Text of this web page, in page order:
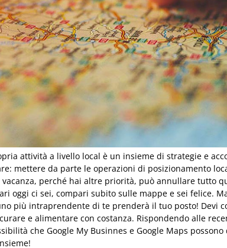
attività a livello local è un insieme di strategie e
mettere da parte le operazioni di posizionamento
perché hai altre priorità, può annullare tutto
oggi ci sei, compari subito sulle mappe e sei felice.
più intraprendente di te prenderà il tuo posto! Devi
e alimentare con costanza. Rispondendo alle
che Google My Businnes e Google Maps